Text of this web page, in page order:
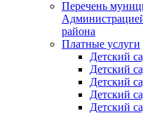
Перечень
района
Платные услуги
Детский
Детский
Детский
Детский
Детский